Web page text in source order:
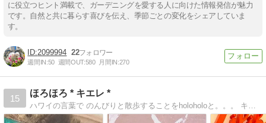
に役立つヒント満載で、ガーデニングを愛する人に向けた情報発信が魅力
です。自然と共に暮らす喜びを伝え、季節ごとの変化をシェアしていま
す。
2099994 22
週間IN:50 週間OUT:580 月間IN:270
15
ほろほろ * キエレ *